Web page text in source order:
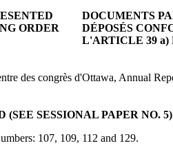
ORDER
DOCUMENTS
DÉPOSÉS
L'ARTICLE 39 a)
des congrès d'Ottawa, Annual
(SEE SESSIONAL PAPER NO.
107, 109, 112 and 129.